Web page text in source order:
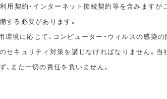
用契約・インターネット接続契約等を含みますが
する必要があります。
環境に応じて、コンピューター・ウィルスの感染の
セキュリティ対策を講じなければなりません。当
、また一切の責任を負いません。